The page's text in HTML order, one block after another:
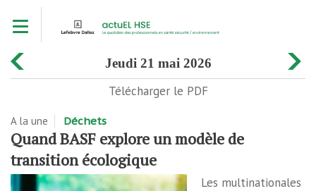
contenu
jeudi 21 mai 2026
Télécharger le PDF
A la une Déchets
Quand BASF explore un modèle de
transition écologique
Les multinationales